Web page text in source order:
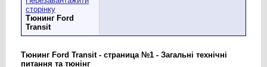
Тюнинг Ford
Transit
Тюнинг Ford Transit - страница №1 - Загальні технічні
питання та тюнінг